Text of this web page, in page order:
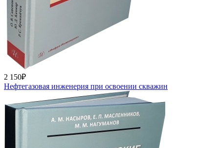
2 150₽
Нефтегазовая инженерия при освоении скважин